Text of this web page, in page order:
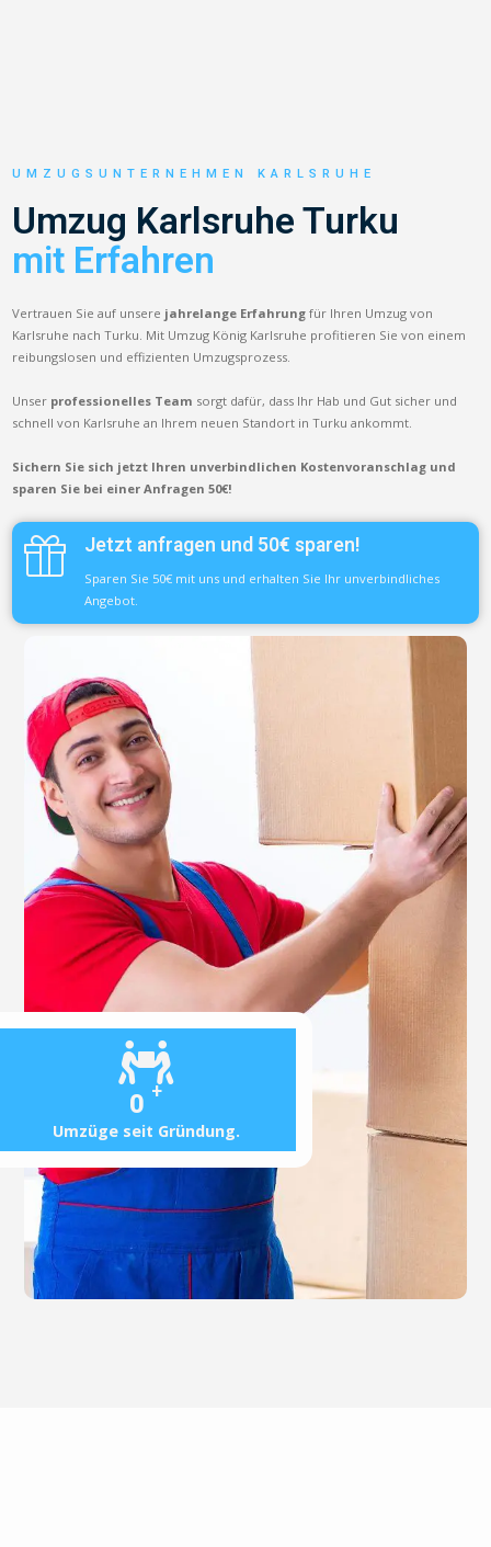
0 +
Umzüge seit Gründung.
UMZUGSUNTERNEHMEN KARLSRUHE
Umzug Karlsruhe Turku
mit Erfahren
Vertrauen Sie auf unsere jahrelange Erfahrung für Ihren Umzug von
Karlsruhe nach Turku. Mit Umzug König Karlsruhe profitieren Sie von einem
reibungslosen und effizienten Umzugsprozess.
Unser professionelles Team sorgt dafür, dass Ihr Hab und Gut sicher und
schnell von Karlsruhe an Ihrem neuen Standort in Turku ankommt.
Sichern Sie sich jetzt Ihren unverbindlichen Kostenvoranschlag und
sparen Sie bei einer Anfragen 50€!
Jetzt anfragen und 50€ sparen!
Sparen Sie 50€ mit uns und erhalten Sie Ihr unverbindliches
Angebot.